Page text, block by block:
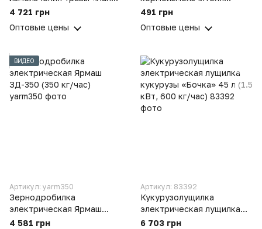
7 (траворезка)
4 721 грн
Оптовые цены
«Эликор»
491 грн
Оптовые цены
ВИДЕО
Артикул: yarm350
Зернодробилка
электрическая Ярмаш
ЗД-350 (350 кг/час)
4 581 грн
Артикул: 83392
Кукурузолущилка
электрическая лущилка
кукурузы «Бочка» 45 л (1.5
6 703 грн